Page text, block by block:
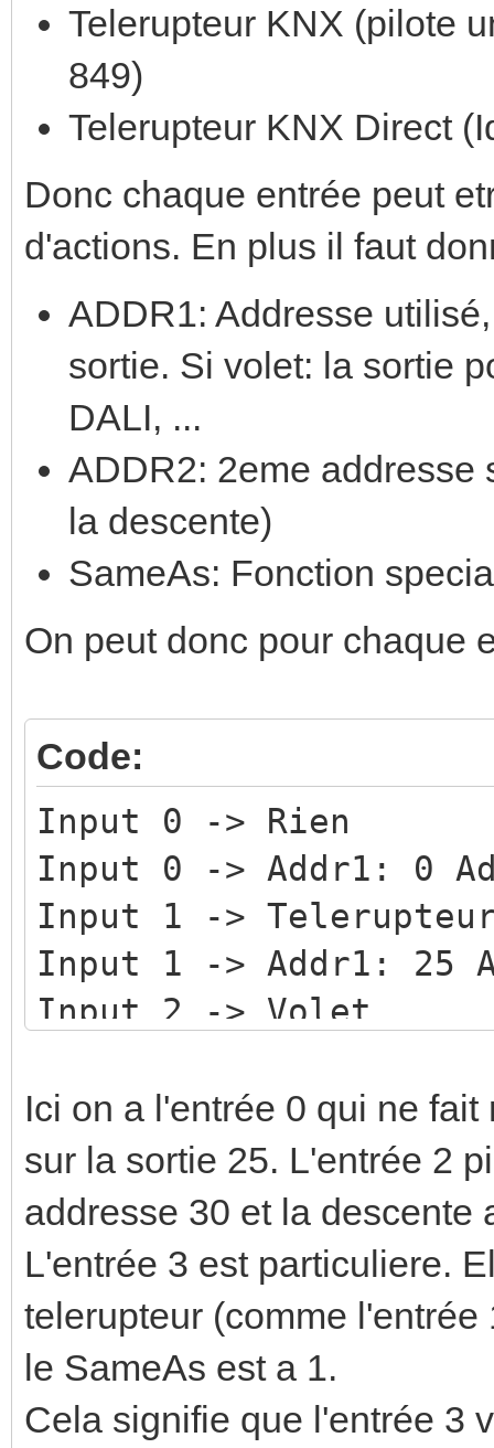
Telerupteur KNX (pilote
849)
Telerupteur KNX Direct
Donc chaque entrée peut
d'actions. En plus il faut
ADDR1: Addresse
sortie. Si volet: la sortie
DALI, ...
ADDR2: 2eme addresse
la descente)
SameAs: Fonction
On peut donc pour chaque
Code:
Input 0 -> Rien
Input 0 -> Addr1: 0
Input 1 ->
Input 1 -> Addr1: 25
Input 2 -> Volet
Input 3 ->
Input 3 -> Addr1: 0
Ici on a l'entrée 0 qui ne
sur la sortie 25. L'entrée 2
addresse 30 et la descente
L'entrée 3 est particuliere.
telerupteur (comme
le SameAs est a 1.
Cela signifie que l'entrée 3